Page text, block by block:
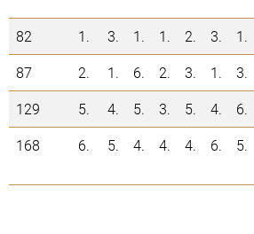
82 1. 3. 1. 1. 2. 3. 1.
87
2. 1. 6. 2. 3. 1. 3.
129
5. 4. 5. 3. 5. 4. 6.
168
6. 5. 4. 4. 4. 6. 5.